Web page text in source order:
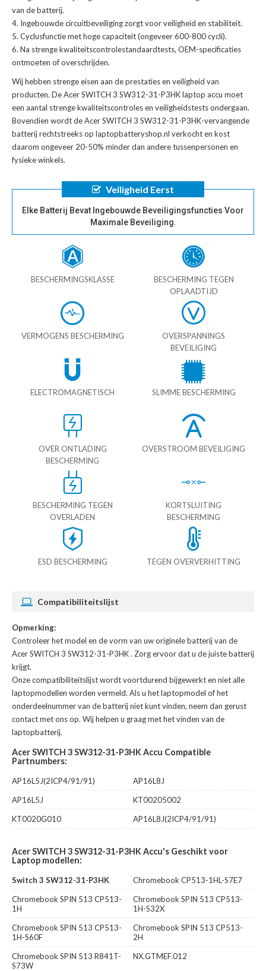
van de batterij.
Ingebouwde circuitbeveiliging zorgt voor veiligheid en stabiliteit.
Cyclusfunctie met hoge capaciteit (ongeveer 600-800 cycli).
Na strenge kwaliteitscontrolestandaardtests, OEM-specificaties
ontmoeten of overschrijden.
Wij hebben strenge eisen aan de prestaties en veiligheid van
producten. DeAcer SWITCH 3 SW312-31-P3HK laptop accu moet
een aantal strenge kwaliteitscontroles en veiligheidstests ondergaan.
Bovendien wordt deAcer SWITCH 3 SW312-31-P3HK-vervangende
batterijrechtstreeks op laptopbatteryshop.nl verkocht en kost
daarom ongeveer 20-50% minder dan andere tussenpersonen en
fysieke winkels.
Veiligheid Eerst
Elke Batterij Bevat Ingebouwde Beveiligingsfuncties Voor
Maximale Beveiliging.
BESCHERMINGSKLASSE
BESCHERMING TEGEN
OPLAADTIJD
VERMOGENS BESCHERMING
OVERSPANNINGS
BEVEILIGING
ELECTROMAGNETISCH SLIMME BESCHERMING
OVER ONTLADING
BESCHERMING
OVERSTROOM BEVEILIGING
BESCHERMING TEGEN
OVERLADEN
KORTSLUITING
BESCHERMING
ESD BESCHERMING TEGEN OVERVERHITTING
Compatibiliteitslijst
Opmerking:
Controleer het model en de vorm van uw originele batterij van de
Acer SWITCH 3 SW312-31-P3HK. Zorg ervoor dat u de juiste batterij
krijgt.
Onze compatibiliteitslijst wordt voortdurend bijgewerkt en niet alle
laptopmodellen worden vermeld. Als u het laptopmodel of het
onderdeelnummer van de batterij niet kunt vinden, neem dan gerust
contact met ons op. Wij helpen u graag met het vinden van de
laptopbatterij.
Acer SWITCH 3 SW312-31-P3HK Accu Compatible
Partnumbers:
AP16L5J(2ICP4/91/91)
AP16L8J
AP16L5J
KT00205002
KT0020G010
AP16L8J(2ICP4/91/91)
Acer SWITCH 3 SW312-31-P3HK Accu's Geschikt voor
Laptop modellen:
Switch 3 SW312-31-P3HK
Chromebook CP513-1HL-S7E7
Chromebook SPIN 513 CP513-
1H
Chromebook SPIN 513 CP513-
1H-S32X
Chromebook SPIN 513 CP513-
1H-S60F
Chromebook SPIN 513 CP513-
2H
Chromebook SPIN 513 R841T-
S73W
NX.GTMEF.012